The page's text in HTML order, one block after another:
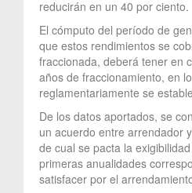
reducirán en un 40 por ciento.
El cómputo del período de
que estos rendimientos se
fraccionada, deberá tener en
años de fraccionamiento, en
reglamentariamente se
De los datos aportados, se
un acuerdo entre arrendador
de cual se pacta la
primeras anualidades
satisfacer por el